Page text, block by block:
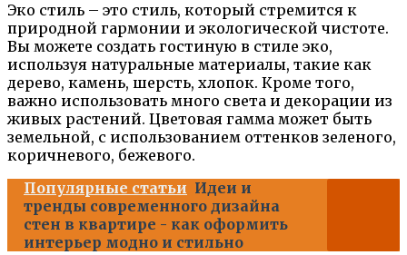
Эко стиль – это стиль, который стремится к
природной гармонии и экологической чистоте.
Вы можете создать гостиную в стиле эко,
используя натуральные материалы, такие как
дерево, камень, шерсть, хлопок. Кроме того,
важно использовать много света и декорации из
живых растений. Цветовая гамма может быть
земельной, с использованием оттенков зеленого,
коричневого, бежевого.
Популярные статьи Идеи и
тренды современного дизайна
стен в квартире - как оформить
интерьер модно и стильно